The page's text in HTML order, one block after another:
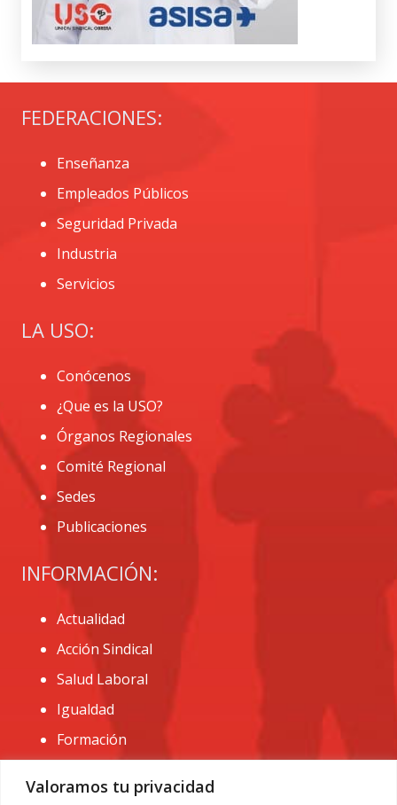
Valoramos tu privacidad
FEDERACIONES:
Enseñanza
Empleados Públicos
Seguridad Privada
Industria
Servicios
LA USO:
Conócenos
¿Que es la USO?
Órganos Regionales
Comité Regional
Sedes
Publicaciones
INFORMACIÓN:
Actualidad
Acción Sindical
Salud Laboral
Igualdad
Formación
CONTACTO: